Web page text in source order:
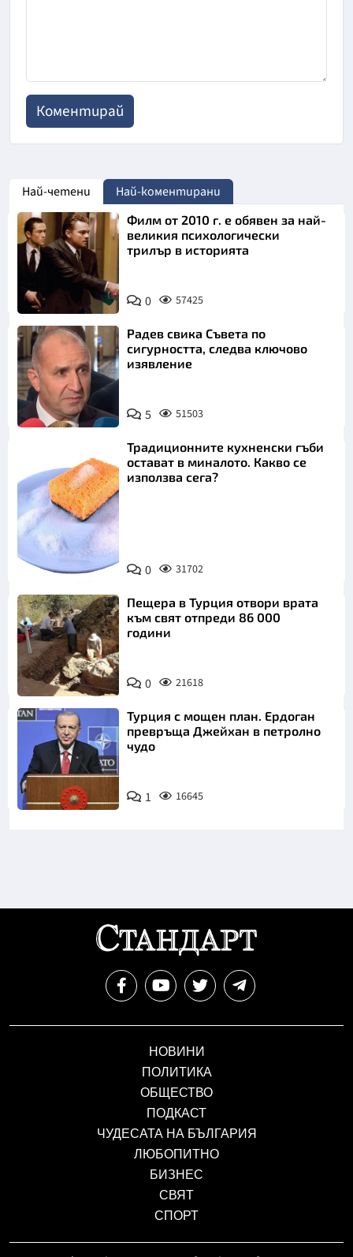
Най-четени Най-коментирани
Филм от 2010 г. е обявен за най-
великия психологически
трилър в историята
0 57425
Радев свика Съвета по
сигурността, следва ключово
изявление
5 51503
Снимка:
Пиксабей
Традиционните кухненски гъби
остават в миналото. Какво се
използва сега?
0 31702
Пещера в Турция отвори врата
към свят отпреди 86 000
години
0 21618
Турция с мощен план. Ердоган
превръща Джейхан в петролно
чудо
1 16645
НОВИНИ
ПОЛИТИКА
ОБЩЕСТВО
ПОДКАСТ
ЧУДЕСАТА НА БЪЛГАРИЯ
ЛЮБОПИТНО
БИЗНЕС
СВЯТ
СПОРТ